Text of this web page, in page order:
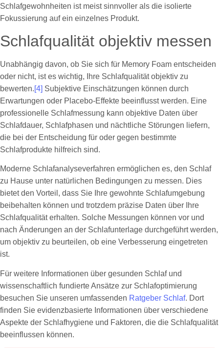
Schlafgewohnheiten ist meist sinnvoller als die isolierte
Fokussierung auf ein einzelnes Produkt.
Schlafqualität objektiv messen
Unabhängig davon, ob Sie sich für Memory Foam entscheiden
oder nicht, ist es wichtig, Ihre Schlafqualität objektiv zu
bewerten.[4] Subjektive Einschätzungen können durch
Erwartungen oder Placebo-Effekte beeinflusst werden. Eine
professionelle Schlafmessung kann objektive Daten über
Schlafdauer, Schlafphasen und nächtliche Störungen liefern,
die bei der Entscheidung für oder gegen bestimmte
Schlafprodukte hilfreich sind.
Moderne Schlafanalyseverfahren ermöglichen es, den Schlaf
zu Hause unter natürlichen Bedingungen zu messen. Dies
bietet den Vorteil, dass Sie Ihre gewohnte Schlafumgebung
beibehalten können und trotzdem präzise Daten über Ihre
Schlafqualität erhalten. Solche Messungen können vor und
nach Änderungen an der Schlafunterlage durchgeführt werden,
um objektiv zu beurteilen, ob eine Verbesserung eingetreten
ist.
Für weitere Informationen über gesunden Schlaf und
wissenschaftlich fundierte Ansätze zur Schlafoptimierung
besuchen Sie unseren umfassenden Ratgeber Schlaf. Dort
finden Sie evidenzbasierte Informationen über verschiedene
Aspekte der Schlafhygiene und Faktoren, die die Schlafqualität
beeinflussen können.